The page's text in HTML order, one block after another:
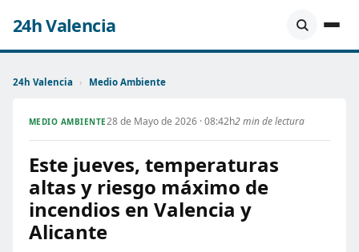
24h Valencia
24h Valencia › Medio Ambiente
MEDIO AMBIENTE28 de Mayo de 2026 · 08:42h2 min de lectura
Este jueves, temperaturas
altas y riesgo máximo de
incendios en Valencia y
Alicante